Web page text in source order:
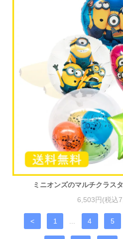
ミニオンズのマルチクラス
6,503円(税込
< 1 4 5